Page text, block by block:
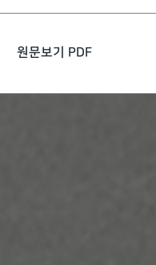
원문보기 PDF